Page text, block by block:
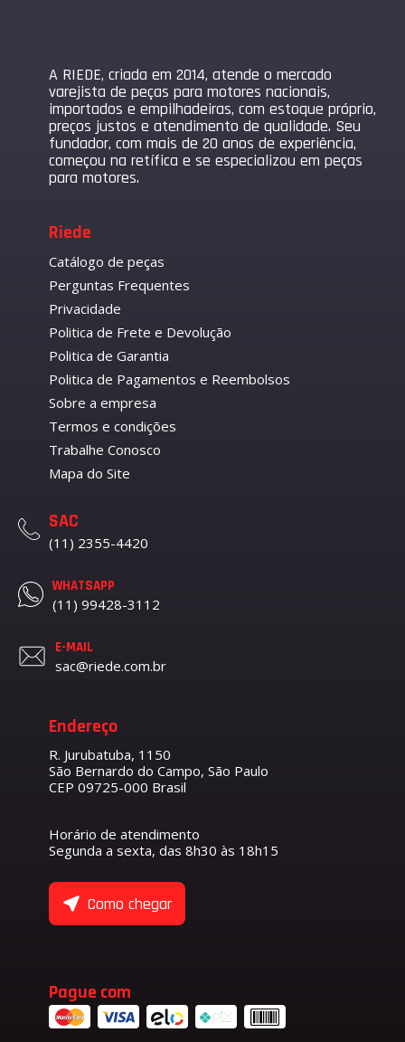
A RIEDE, criada em 2014, atende o mercado
varejista de peças para motores nacionais,
importados e empilhadeiras, com estoque próprio,
preços justos e atendimento de qualidade. Seu
fundador, com mais de 20 anos de experiência,
começou na retífica e se especializou em peças
para motores.
Riede
Catálogo de peças
Perguntas Frequentes
Privacidade
Politica de Frete e Devolução
Politica de Garantia
Politica de Pagamentos e Reembolsos
Sobre a empresa
Termos e condições
Trabalhe Conosco
Mapa do Site
SAC
(11) 2355-4420
WHATSAPP
(11) 99428-3112
E-MAIL
sac@riede.com.br
Endereço
R. Jurubatuba, 1150
São Bernardo do Campo, São Paulo
CEP 09725-000 Brasil
Horário de atendimento
Segunda a sexta, das 8h30 às 18h15
Como chegar
Pague com